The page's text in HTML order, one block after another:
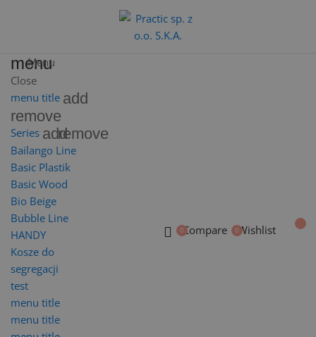
menu
Menu
Close
menu title add
remove
Series addremove
Bailango Line
Basic Plastik
Basic Wood
Bio Beige
Bubble Line
HANDY
Kosze do
segregacji
test
menu title
menu title
Compare Wishlist